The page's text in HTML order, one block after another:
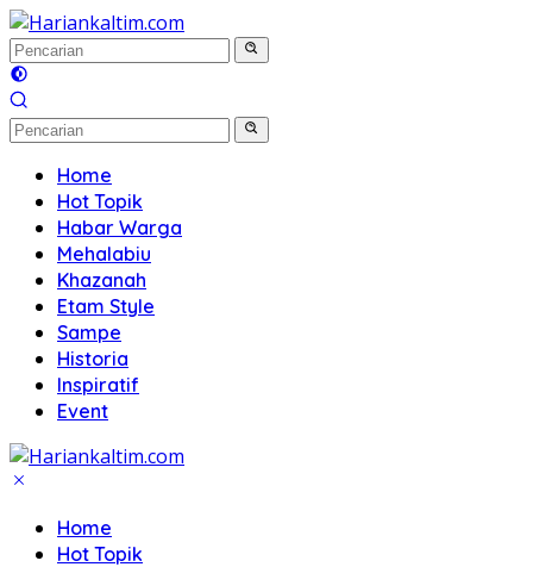
Langsung
ke
konten
Home
Hot Topik
Habar Warga
Mehalabiu
Khazanah
Etam Style
Sampe
Historia
Inspiratif
Event
Home
Hot Topik